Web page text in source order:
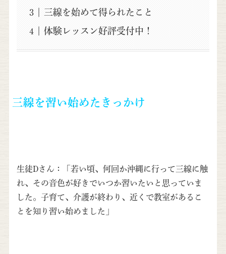
三線を始めて得られたこと
体験レッスン好評受付中！
三線を習い始めたきっかけ
生徒Dさん：「若い頃、何回か沖縄に行って三線に触
れ、その音色が好きでいつか習いたいと思っていま
した。子育て、介護が終わり、近くで教室があるこ
とを知り習い始めました」